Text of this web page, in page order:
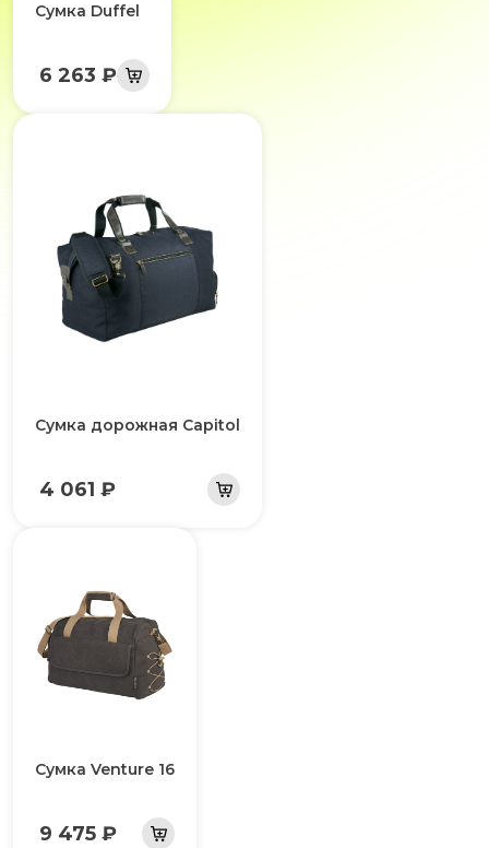
Сумка Duffel
6 263 ₽
Сумка дорожная Capitol
4 061 ₽
Сумка Venture 16
9 475 ₽